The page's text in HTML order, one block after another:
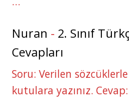
Nuran - 2. Sınıf
Cevapları
Soru: Verilen
kutulara yazınız.